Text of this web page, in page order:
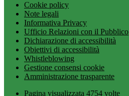
Cookie policy
Note legali
Informativa Privacy
Ufficio Relazioni con il Pubblico
Dichiarazione di accessibilità
Obiettivi di accessibilità
Whistleblowing
Gestione consensi cookie
Amministrazione trasparente
Pagina visualizzata 4754 volte